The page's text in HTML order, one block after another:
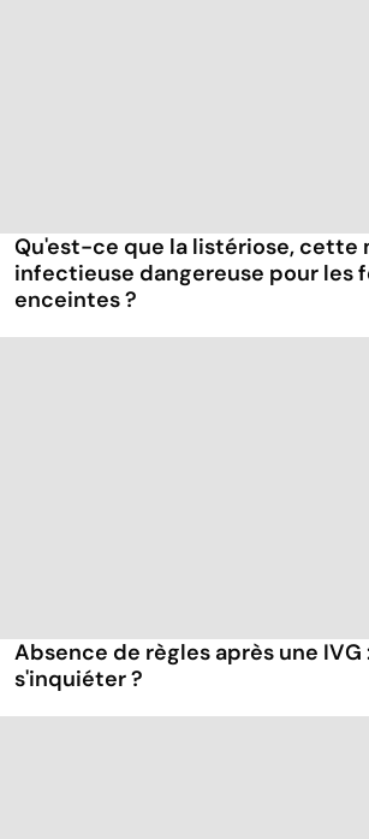
Qu'est-ce que la listériose, cette
infectieuse dangereuse pour les
enceintes ?
Absence de règles après une
s'inquiéter ?